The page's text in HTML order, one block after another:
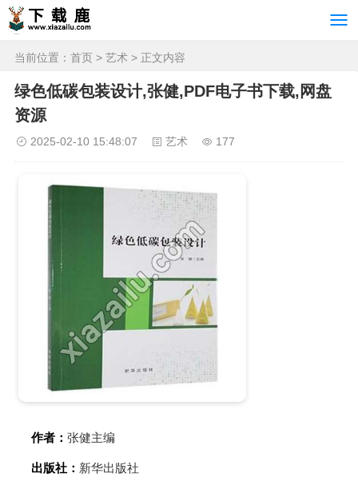
当前位置： 首页 > 艺术 > 正文内容
绿色低碳包装设计,张健,PDF电子书下载,网盘
资源
2025-02-10 15:48:07 艺术 177
作者： 张健主编
出版社： 新华出版社